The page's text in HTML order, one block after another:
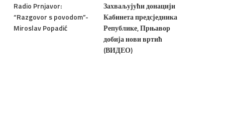
Radio Prnjavor:
“Razgovor s povodom”-
Miroslav Popadić
Захваљујући донацији
Кабинета предсједника
Републике, Прњавор
добија нови вртић
(ВИДЕО)